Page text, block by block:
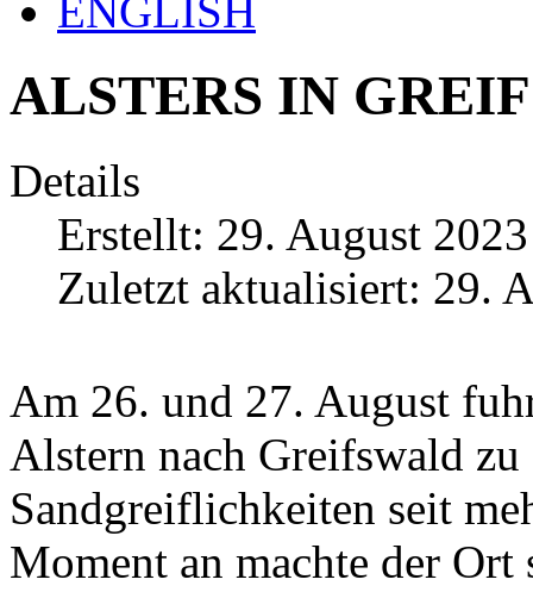
ENGLISH
ALSTERS IN
Details
Erstellt: 29. August 2023
Zuletzt aktualisiert: 29.
Am 26. und 27. August
Alstern nach Greifswald
Sandgreiflichkeiten seit
Moment an machte der